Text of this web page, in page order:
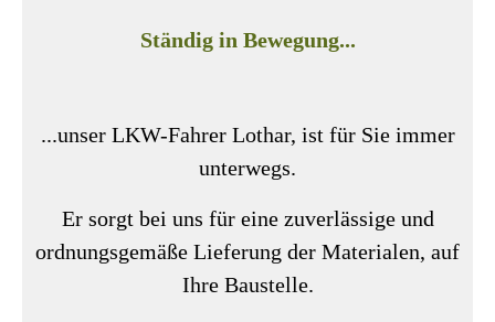
Ständig in Bewegung...
...unser LKW-Fahrer Lothar, ist für Sie immer
unterwegs.
Er sorgt bei uns für eine zuverlässige und
ordnungsgemäße Lieferung der Materialen, auf
Ihre Baustelle.